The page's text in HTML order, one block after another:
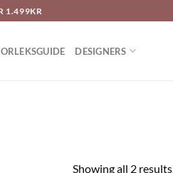
1.499KR
DESIGNERS
Showing all 2 results